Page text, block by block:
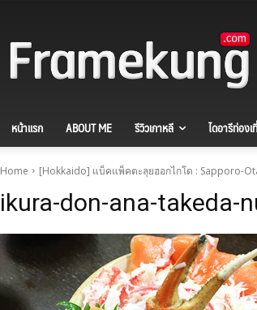
หน้าแรก ABOUT ME รีวิวเกาหลี ไดอารีท่องเ
Home [Hokkaido] แบ็คแพ็คตะลุยฮอกไกโด : Sapporo-
ikura-don-ana-takeda-